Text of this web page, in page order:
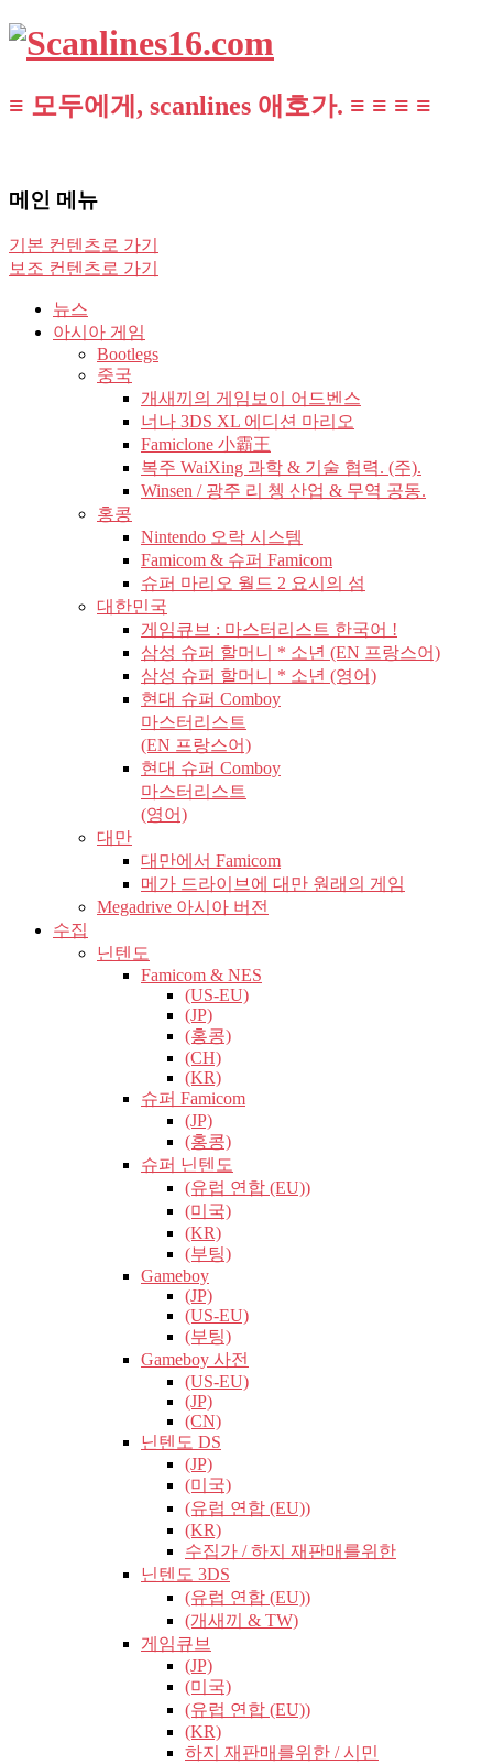
≡ 모두에게, scanlines 애호가. ≡ ≡ ≡ ≡
메인 메뉴
기본 컨텐츠로 가기
보조 컨텐츠로 가기
뉴스
아시아 게임
Bootlegs
중국
개새끼의 게임보이 어드벤스
너나 3DS XL 에디션 마리오
Famiclone 小霸王
복주 WaiXing 과학 & 기술 협력. (주).
Winsen / 광주 리 쳉 산업 & 무역 공동.
홍콩
Nintendo 오락 시스템
Famicom & 슈퍼 Famicom
슈퍼 마리오 월드 2 요시의 섬
대한민국
게임큐브 : 마스터리스트 한국어 !
삼성 슈퍼 할머니 * 소년 (EN 프랑스어)
삼성 슈퍼 할머니 * 소년 (영어)
현대 슈퍼 Comboy
마스터리스트
(EN 프랑스어)
현대 슈퍼 Comboy
마스터리스트
(영어)
대만
대만에서 Famicom
메가 드라이브에 대만 원래의 게임
Megadrive 아시아 버전
수집
닌텐도
Famicom & NES
(US-EU)
(JP)
(홍콩)
(CH)
(KR)
슈퍼 Famicom
(JP)
(홍콩)
슈퍼 닌텐도
(유럽​​ 연합 (EU))
(미국)
(KR)
(부팅)
Gameboy
(JP)
(US-EU)
(부팅)
Gameboy 사전
(US-EU)
(JP)
(CN)
닌텐도 DS
(JP)
(미국)
(유럽​​ 연합 (EU))
(KR)
수집가 / 하지 재판매를위한
닌텐도 3DS
(유럽​​ 연합 (EU))
(개새끼 & TW)
게임큐브
(JP)
(미국)
(유럽​​ 연합 (EU))
(KR)
하지 재판매를위한 / 시민